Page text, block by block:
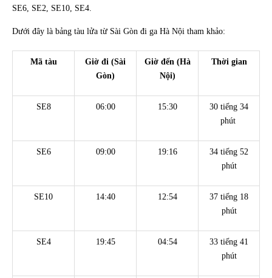
SE6, SE2, SE10, SE4.
Dưới đây là bảng tàu lửa từ Sài Gòn đi ga Hà Nội tham khảo:
Mã tàu
Giờ đi (Sài
Gòn)
Giờ đến (Hà
Nội)
Thời gian
SE8 06:00 15:30
30 tiếng 34
phút
SE6 09:00 19:16
34 tiếng 52
phút
SE10 14:40 12:54
37 tiếng 18
phút
SE4 19:45 04:54
33 tiếng 41
phút